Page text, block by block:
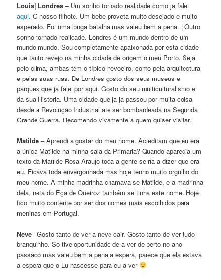
Louis| Londres – Um sonho tornado realidade como ja falei
aqui. O nosso filhote. Um bebe proveta muito desejado e muito
esperado. Foi uma longa batalha mas valeu bem a pena. | Outro
sonho tornado realidade. Londres é um mundo dentro de um
mundo mundo. Sou completamente apaixonada por esta cidade
que tanto revejo na minha cidade de origem o meu Porto. Seja
pelo clima, ambas têm o típico nevoeiro, como pela arquitectura
e pelas suas ruas. De Londres gosto dos seus museus e
parques que ja falei por aqui. Gosto do seu multiculturalismo e
da sua Historia. Uma cidade que ja ja passou por muita coisa
desde a Revolução Industrial ate ser bombardeada na Segunda
Grande Guerra. Recomendo vivamente a quem quiser visitar.
Matilde – Aprendi a gostar do meu nome. Acreditam que eu era
a única Matilde na minha sala da Primaria? Quando aparecia um
texto da Matilde Rosa Araujo toda a gente se ria a dizer que era
eu. Ficava toda envergonhada mas hoje tenho muito orgulho do
meu nome. A minha madrinha chamava-se Matilde, e a madrinha
dela, neta do Eça de Queiroz também se tinha este nome. Hoje
fico muito contente por ser dos nomes mais escolhidos para
meninas em Portugal.
Neve– Gosto tanto de ver a neve cair. Gosto tanto de ver tudo
branquinho. So tive oportunidade de a ver de perto no ano
passado mas valeu bem a pena a espera, parece que ela estava
a espera que o Lu nascesse para eu a ver